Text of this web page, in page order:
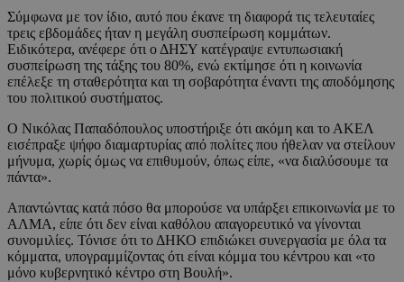
Σύμφωνα με τον ίδιο, αυτό που έκανε τη διαφορά τις τελευταίες
τρεις εβδομάδες ήταν η μεγάλη συσπείρωση κομμάτων.
Ειδικότερα, ανέφερε ότι ο ΔΗΣΥ κατέγραψε εντυπωσιακή
συσπείρωση της τάξης του 80%, ενώ εκτίμησε ότι η κοινωνία
επέλεξε τη σταθερότητα και τη σοβαρότητα έναντι της αποδόμησης
του πολιτικού συστήματος.
Ο Νικόλας Παπαδόπουλος υποστήριξε ότι ακόμη και το ΑΚΕΛ
εισέπραξε ψήφο διαμαρτυρίας από πολίτες που ήθελαν να στείλουν
μήνυμα, χωρίς όμως να επιθυμούν, όπως είπε, «να διαλύσουμε τα
πάντα».
Απαντώντας κατά πόσο θα μπορούσε να υπάρξει επικοινωνία με το
ΑΛΜΑ, είπε ότι δεν είναι καθόλου απαγορευτικό να γίνονται
συνομιλίες. Τόνισε ότι το ΔΗΚΟ επιδιώκει συνεργασία με όλα τα
κόμματα, υπογραμμίζοντας ότι είναι κόμμα του κέντρου και «το
μόνο κυβερνητικό κέντρο στη Βουλή».